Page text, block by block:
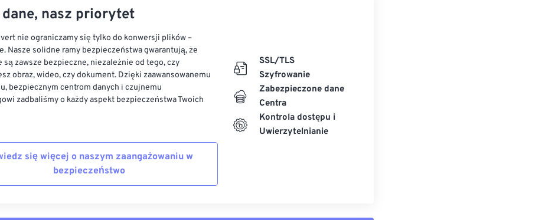
dane, nasz priorytet
nie ograniczamy się tylko do konwersji plików –
Nasze solidne ramy bezpieczeństwa gwarantują, że
są zawsze bezpieczne, niezależnie od tego, czy
obraz, wideo, czy dokument. Dzięki zaawansowanemu
bezpiecznym centrom danych i czujnemu
zadbaliśmy o każdy aspekt bezpieczeństwa Twoich
się więcej o naszym zaangażowaniu w
bezpieczeństwo
SSL/TLS
Szyfrowanie
Zabezpieczone dane
Centra
Kontrola dostępu i
Uwierzytelnianie